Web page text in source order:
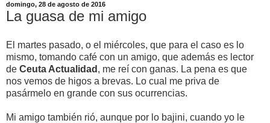
domingo, 28 de agosto de 2016
La guasa de mi amigo
El martes pasado, o el miércoles, que para el caso es lo
mismo, tomando café con un amigo, que además es lector
de Ceuta Actualidad , me reí con ganas. La pena es que
nos vemos de higos a brevas. Lo cual me priva de
pasármelo en grande con sus ocurrencias.
Mi amigo también rió, aunque por lo bajini, cuando yo le